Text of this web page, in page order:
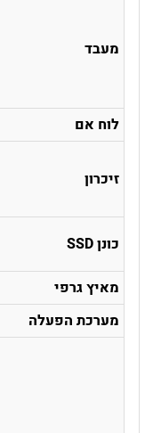
מעבד
לוח אם
זיכרון
כונן SSD
מאיץ גרפי
מערכת הפעלה